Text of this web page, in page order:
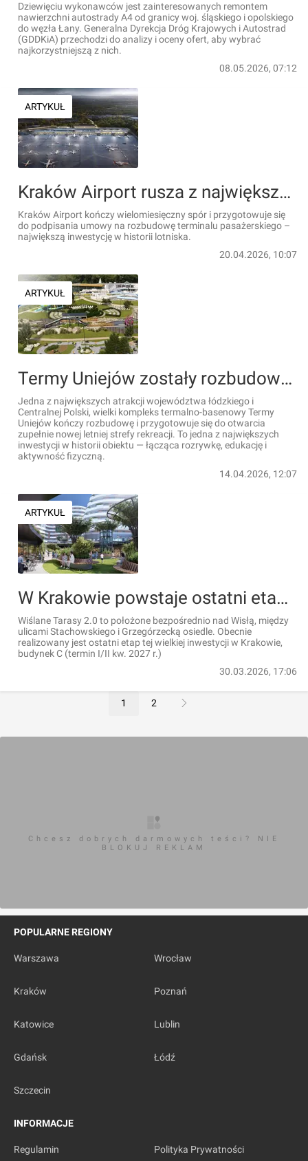
Dziewięciu wykonawców jest zainteresowanych remontem
nawierzchni autostrady A4 od granicy woj. śląskiego i opolskiego
do węzła Łany. Generalna Dyrekcja Dróg Krajowych i Autostrad
(GDDKiA) przechodzi do analizy i oceny ofert, aby wybrać
najkorzystniejszą z nich.
08.05.2026, 07:12
ARTYKUŁ
Kraków Airport rusza z największą inwestycją w swojej historii - wielką rozbudową terminalu pasażerskiego [WIZUALIZACJE]
Kraków Airport kończy wielomiesięczny spór i przygotowuje się
do podpisania umowy na rozbudowę terminalu pasażerskiego –
największą inwestycję w historii lotniska.
20.04.2026, 10:07
ARTYKUŁ
Termy Uniejów zostały rozbudowane. Znamy datę otwarcia nowej części kompleksu i ceny biletów [WIZUALIZACJE]
Jedna z największych atrakcji województwa łódzkiego i
Centralnej Polski, wielki kompleks termalno-basenowy Termy
Uniejów kończy rozbudowę i przygotowuje się do otwarcia
zupełnie nowej letniej strefy rekreacji. To jedna z największych
inwestycji w historii obiektu — łącząca rozrywkę, edukację i
aktywność fizyczną.
14.04.2026, 12:07
ARTYKUŁ
W Krakowie powstaje ostatni etap Wiślanych Tarasów 2.0, wielkiego osiedla bezpośrednio nad rzeką [ZDJĘCIA+WIZUALIZACJE]
Wiślane Tarasy 2.0 to położone bezpośrednio nad Wisłą, między
ulicami Stachowskiego i Grzegórzecką osiedle. Obecnie
realizowany jest ostatni etap tej wielkiej inwestycji w Krakowie,
budynek C (termin I/II kw. 2027 r.)
30.03.2026, 17:06
1 2
Chcesz dobrych darmowych teści? NIE
BLOKUJ REKLAM
POPULARNE REGIONY
Warszawa Wrocław
Kraków Poznań
Katowice Lublin
Gdańsk Łódź
Szczecin
INFORMACJE
Regulamin Polityka Prywatności